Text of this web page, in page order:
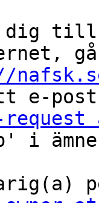
dig till
e-
i